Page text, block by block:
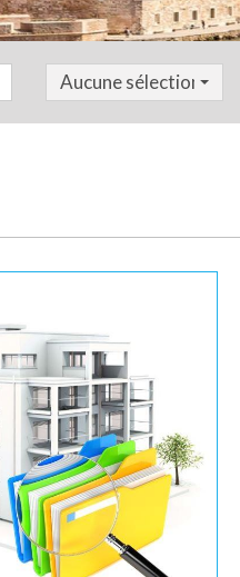
Aucune sélection